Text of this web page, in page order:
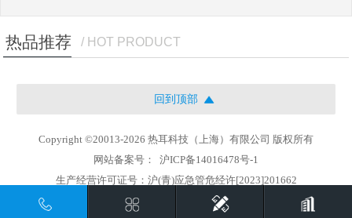
热品推荐 / HOT PRODUCT
回到顶部
Copyright ©20013-2026 热耳科技（上海）有限公司 版权所有
网站备案号：
沪ICP备14016478号-1
生产经营许可证号：沪(青)应急管危经许[2023]201662
地址：上海市徐汇区中山西路1800号兆丰环球大厦21楼i座